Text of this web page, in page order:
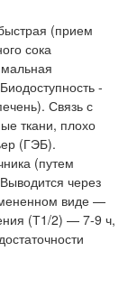
(прием
сока
-
Связь с
ткани, плохо
(ГЭБ).
(путем
через
виде —
(Т1/2) — 7-9 ч,